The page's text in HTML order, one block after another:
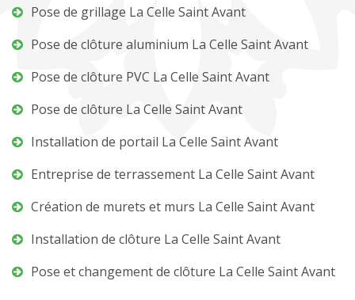
Pose de grillage La Celle Saint Avant
Pose de clôture aluminium La Celle Saint Avant
Pose de clôture PVC La Celle Saint Avant
Pose de clôture La Celle Saint Avant
Installation de portail La Celle Saint Avant
Entreprise de terrassement La Celle Saint Avant
Création de murets et murs La Celle Saint Avant
Installation de clôture La Celle Saint Avant
Pose et changement de clôture La Celle Saint Avant